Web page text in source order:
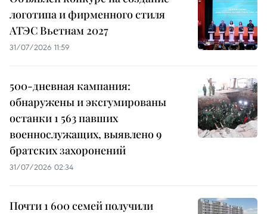
логотипа и фирменного стиля
АТЭС Вьетнам 2027
31/07/2026 11:59
500-дневная кампания:
обнаружены и эксгумированы
останки 1 563 павших
военнослужащих, выявлено 9
братских захоронений
31/07/2026 02:34
Почти 1 600 семей получили